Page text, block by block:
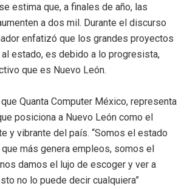
estima que, a finales de año, las
a dos mil. Durante el discurso
enfatizó que los grandes proyectos
al estado, es debido a lo progresista,
que es Nuevo León.
Quanta Computer México, representa
posiciona a Nuevo León como el
y vibrante del país. “Somos el estado
más genera empleos, somos el
damos el lujo de escoger y ver a
no lo puede decir cualquiera”